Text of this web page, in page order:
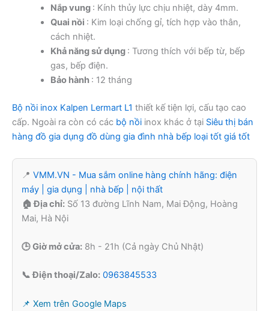
Nắp vung : Kính thủy lực chịu nhiệt, dày 4mm.
Quai nồi : Kim loại chống gỉ, tích hợp vào thân,
cách nhiệt.
Khả năng sử dụng : Tương thích với bếp từ, bếp
gas, bếp điện.
Bảo hành : 12 tháng
Bộ nồi inox Kalpen Lermart L1 thiết kế tiện lợi, cấu tạo cao
cấp. Ngoài ra còn có các bộ nồi inox khác ở tại Siêu thị bán
hàng đồ gia dụng đồ dùng gia đình nhà bếp loại tốt giá tốt
📍 VMM.VN - Mua sắm online hàng chính hãng: điện
máy | gia dụng | nhà bếp | nội thất
🏠 Địa chỉ: Số 13 đường Lĩnh Nam, Mai Động, Hoàng
Mai, Hà Nội
🕒 Giờ mở cửa: 8h - 21h (Cả ngày Chủ Nhật)
📞 Điện thoại/Zalo: 0963845533
📌 Xem trên Google Maps